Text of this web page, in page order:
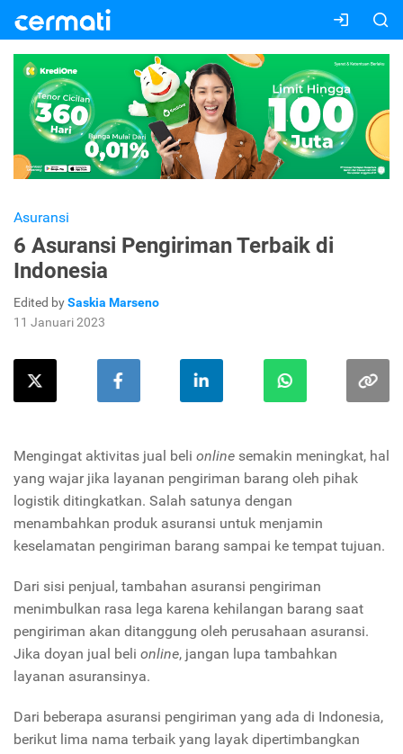
Asuransi
6 Asuransi Pengiriman Terbaik di
Indonesia
Edited bySaskia Marseno
11 Januari 2023
Mengingat aktivitas jual beli online semakin meningkat, hal
yang wajar jika layanan pengiriman barang oleh pihak
logistik ditingkatkan. Salah satunya dengan
menambahkan produk asuransi untuk menjamin
keselamatan pengiriman barang sampai ke tempat tujuan.
Dari sisi penjual, tambahan asuransi pengiriman
menimbulkan rasa lega karena kehilangan barang saat
pengiriman akan ditanggung oleh perusahaan asuransi.
Jika doyan jual beli online, jangan lupa tambahkan
layanan asuransinya.
Dari beberapa asuransi pengiriman yang ada di Indonesia,
berikut lima nama terbaik yang layak dipertimbangkan